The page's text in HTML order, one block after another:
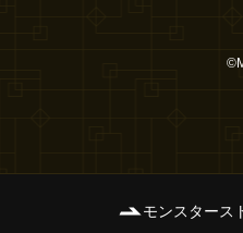
モンスタース